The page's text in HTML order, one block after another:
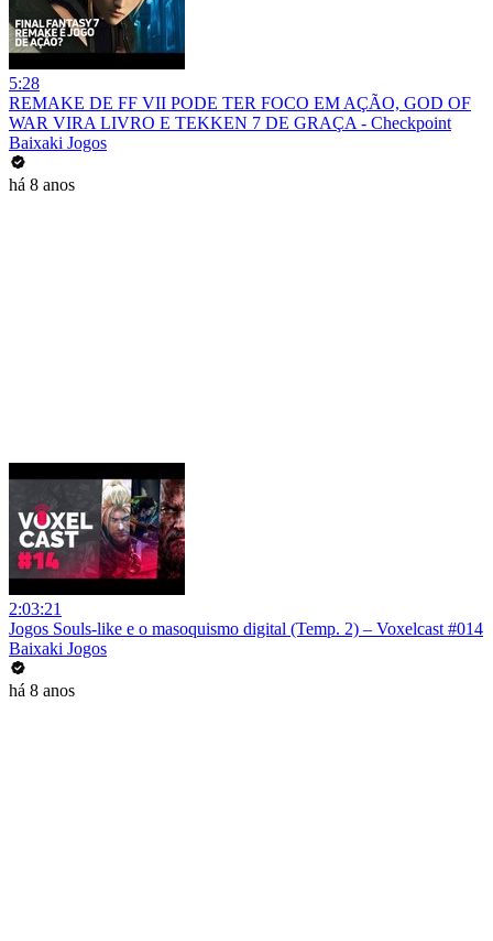
5:28
REMAKE DE FF VII PODE TER FOCO EM AÇÃO, GOD OF
WAR VIRA LIVRO E TEKKEN 7 DE GRAÇA - Checkpoint
Baixaki Jogos
há 8 anos
2:03:21
Jogos Souls-like e o masoquismo digital (Temp. 2) – Voxelcast #014
Baixaki Jogos
há 8 anos